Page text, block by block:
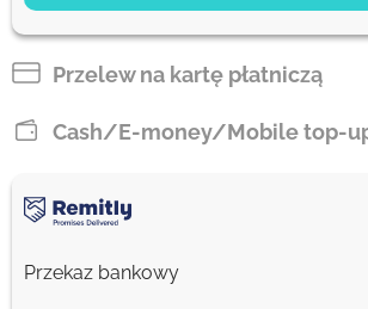
25.22 USD
Prowizja Strumok, zawsze 0%
Przelew na kartę płatniczą
Cash/E-money/Mobile top-
Przekaz bankowy